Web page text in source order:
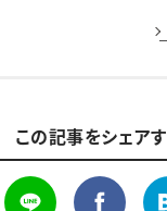
この記事をシェア